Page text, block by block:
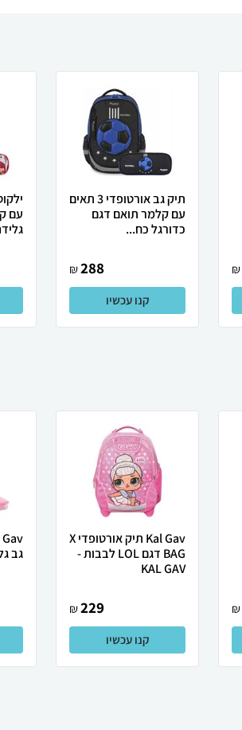
₪
תיק גב אורטופדי 3 תאים
עם קלמר תואם דגם
כדורגל כח...
288
₪
קנו עכשיו
עם
₪
Kal Gav תיק אורטופדי X
BAG דגם LOL לבבות -
KAL GAV
229
₪
קנו עכשיו
גב